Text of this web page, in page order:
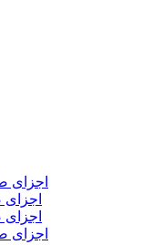
اجزای
اجزای
اجزای
اجزای